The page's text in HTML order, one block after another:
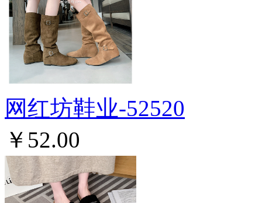
网红坊鞋业-52520
￥52.00